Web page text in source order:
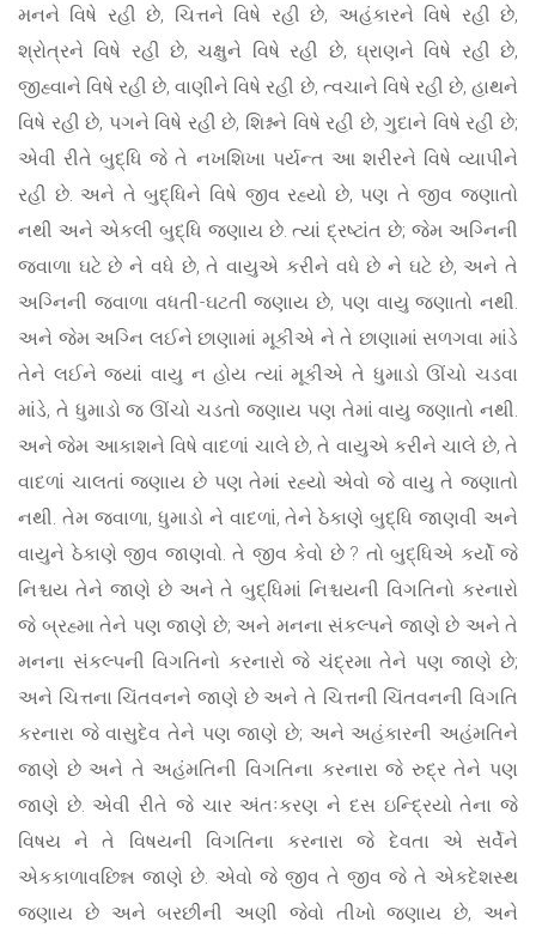
મનને વિષે રહી છે, ચિત્તને વિષે રહી છે, અહંકારને વિષે રહી છે,
શ્રોત્રને વિષે રહી છે, ચક્ષુને વિષે રહી છે, ઘ્રાણને વિષે રહી છે,
જીહ્વાને વિષે રહી છે, વાણીને વિષે રહી છે, ત્વચાને વિષે રહી છે, હાથને
વિષે રહી છે, પગને વિષે રહી છે, શિશ્નને વિષે રહી છે, ગુદાને વિષે રહી છે;
એવી રીતે બુદ્ધિ જે તે નખશિખા પર્યન્ત આ શરીરને વિષે વ્યાપીને
રહી છે. અને તે બુદ્ધિને વિષે જીવ રહ્યો છે, પણ તે જીવ જણાતો
નથી અને એકલી બુદ્ધિ જણાય છે. ત્યાં દ્રષ્ટાંત છે; જેમ અગ્નિની
જ્વાળા ઘટે છે ને વધે છે, તે વાયુએ કરીને વધે છે ને ઘટે છે, અને તે
અગ્નિની જ્વાળા વધતી-ઘટતી જણાય છે, પણ વાયુ જણાતો નથી.
અને જેમ અગ્નિ લઈને છાણામાં મૂકીએ ને તે છાણામાં સળગવા માંડે
તેને લઈને જ્યાં વાયુ ન હોય ત્યાં મૂકીએ તે ધુમાડો ઊંચો ચડવા
માંડે, તે ધુમાડો જ ઊંચો ચડતો જણાય પણ તેમાં વાયુ જણાતો નથી.
અને જેમ આકાશને વિષે વાદળાં ચાલે છે, તે વાયુએ કરીને ચાલે છે, તે
વાદળાં ચાલતાં જણાય છે પણ તેમાં રહ્યો એવો જે વાયુ તે જણાતો
નથી. તેમ જ્વાળા, ધુમાડો ને વાદળાં, તેને ઠેકાણે બુદ્ધિ જાણવી અને
વાયુને ઠેકાણે જીવ જાણવો. તે જીવ કેવો છે ? તો બુદ્ધિએ કર્યો જે
નિશ્ચય તેને જાણે છે અને તે બુદ્ધિમાં નિશ્ચયની વિગતિનો કરનારો
જે બ્રહ્મા તેને પણ જાણે છે; અને મનના સંકલ્પને જાણે છે અને તે
મનના સંકલ્પની વિગતિનો કરનારો જે ચંદ્રમા તેને પણ જાણે છે;
અને ચિત્તના ચિંતવનને જાણે છે અને તે ચિત્તની ચિંતવનની વિગતિ
કરનારા જે વાસુદેવ તેને પણ જાણે છે; અને અહંકારની અહંમતિને
જાણે છે અને તે અહંમતિની વિગતિના કરનારા જે રુદ્ર તેને પણ
જાણે છે. એવી રીતે જે ચાર અંતઃકરણ ને દસ ઇન્દ્રિયો તેના જે
વિષય ને તે વિષયની વિગતિના કરનારા જે દેવતા એ સર્વેને
એકકાળાવછિન્ન જાણે છે. એવો જે જીવ તે જીવ જે તે એકદેશસ્થ
જણાય છે અને બરછીની અણી જેવો તીખો જણાય છે, અને